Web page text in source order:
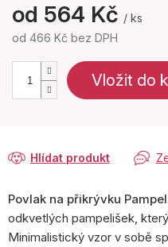
od 564 Kč / ks
od 466 Kč bez DPH
Vložit do
Hlídat produkt
Povlak na přikrývku
odkvetlých pampelišek,
Minimalistický vzor v sobě